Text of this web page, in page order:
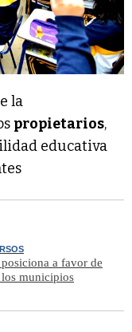
la
propietarios,
educativa
a favor de
los municipios